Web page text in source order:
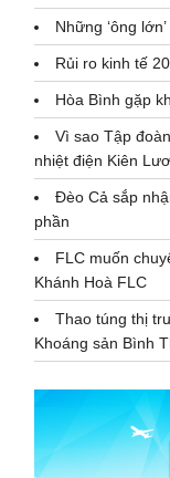
Những ‘ông
Rủi ro kinh tế
Hòa Bình gặp
Vì sao Tập
nhiệt điện Kiên
Đèo Cả sắp
phần
FLC muốn
Khánh Hoà FLC
Thao túng thị
Khoáng sản Bình